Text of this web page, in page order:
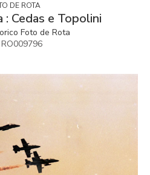
DE ROTA
: Cedas e Topolini
Foto de Rota